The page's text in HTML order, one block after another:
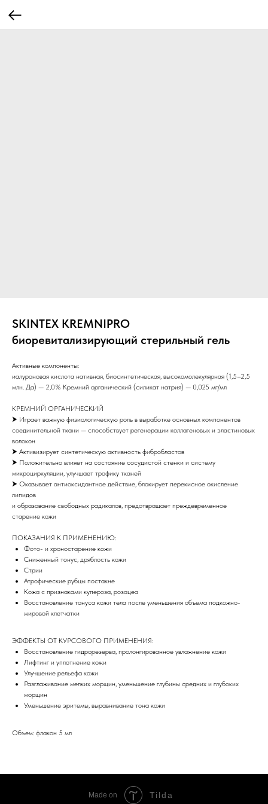
SKINTEX KREMNIPRO
биоревитализирующий стерильный гель
Активные компоненты:
иалуроновая кислота нативная, биосинтетическая, высокомолекулярная (1,5–2,5
млн. Да) — 2,0% Кремний органический (силикат натрия) — 0,025 мг/мл
КРЕМНИЙ ОРГАНИЧЕСКИЙ
⮞ Играет важную физиологическую роль в выработке основных компонентов
соединительной ткани — способствует регенерации коллагеновых и эластиновых
волокон
⮞ Активизирует синтетическую активность фибробластов
⮞ Положительно влияет на состояние сосудистой стенки и систему
микроциркуляции, улучшает трофику тканей
⮞ Оказывает антиоксидантное действие, блокирует перекисное окисление
липидов
и образование свободных радикалов, предотвращает преждевременное
старение кожи
ПОКАЗАНИЯ К ПРИМЕНЕНИЮ:
Фото- и хроностарение кожи
Сниженный тонус, дряблость кожи
Стрии
Атрофические рубцы постакне
Кожа с признаками купероза, розацеа
Восстановление тонуса кожи тела после уменьшения объема подкожно-
жировой клетчатки
ЭФФЕКТЫ ОТ КУРСОВОГО ПРИМЕНЕНИЯ:
Восстановление гидрорезерва, пролонгированное увлажнение кожи
Лифтинг и уплотнение кожи
Улучшение рельефа кожи
Разглаживание мелких морщин, уменьшение глубины средних и глубоких
морщин
Уменьшение эритемы, выравнивание тона кожи
Объем: флакон 5 мл
Made on Tilda